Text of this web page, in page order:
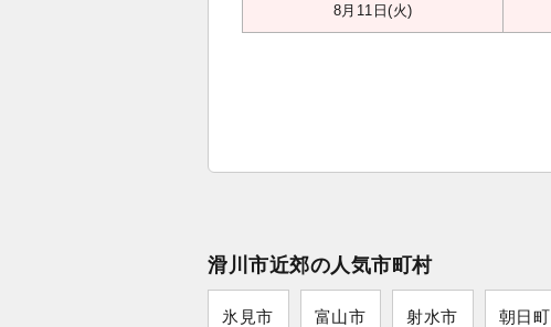
8月11日(火)
滑川市近郊の人気市町村
氷見市 富山市 射水市 朝日町